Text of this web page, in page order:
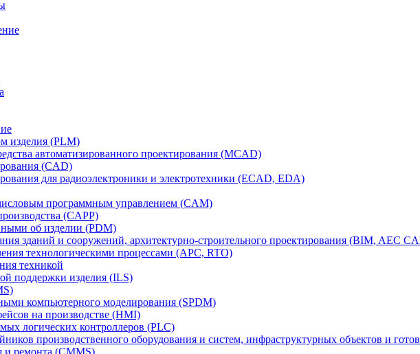
изделия (PLM)
автоматизированного проектирования (MCAD)
(CAD)
для радиоэлектроники и электротехники (ECAD, EDA)
программным управлением (CAM)
(CAPP)
об изделии (PDM)
зданий и сооружений, архитектурно-строительного проектирования (BIM, AEC
технологическими процессами (APC, RTO)
техникой
поддержки изделия (ILS)
компьютерного моделирования (SPDM)
на производстве (HMI)
логических контроллеров (PLC)
производственного оборудования и систем, инфраструктурных объектов и
и ремонта (CMMS)